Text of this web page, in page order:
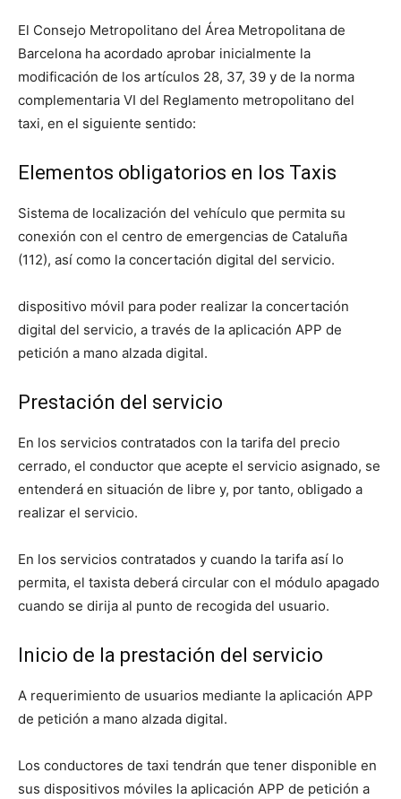
El Consejo Metropolitano del Área Metropolitana de
Barcelona ha acordado aprobar inicialmente la
modificación de los artículos 28, 37, 39 y de la norma
complementaria VI del Reglamento metropolitano del
taxi, en el siguiente sentido:
Elementos obligatorios en los Taxis
Sistema de localización del vehículo que permita su
conexión con el centro de emergencias de Cataluña
(112), así como la concertación digital del servicio.
dispositivo móvil para poder realizar la concertación
digital del servicio, a través de la aplicación APP de
petición a mano alzada digital.
Prestación del servicio
En los servicios contratados con la tarifa del precio
cerrado, el conductor que acepte el servicio asignado, se
entenderá en situación de libre y, por tanto, obligado a
realizar el servicio.
En los servicios contratados y cuando la tarifa así lo
permita, el taxista deberá circular con el módulo apagado
cuando se dirija al punto de recogida del usuario.
Inicio de la prestación del servicio
A requerimiento de usuarios mediante la aplicación APP
de petición a mano alzada digital.
Los conductores de taxi tendrán que tener disponible en
sus dispositivos móviles la aplicación APP de petición a